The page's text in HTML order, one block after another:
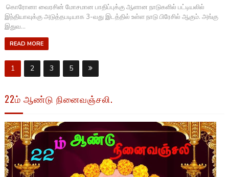
கொரோனா வைரசின் மோசமான பாதிப்புக்கு ஆளான நாடுகளில் பட்டியலில்
இந்தியாவுக்கு அடுத்தபடியாக 3-வது இடத்தில் உள்ள நாடு பிரேசில் ஆகும். அங்கு
இதுவ...
READ MORE
1 2 3 5
22ம் ஆண்டு நினைவஞ்சலி.